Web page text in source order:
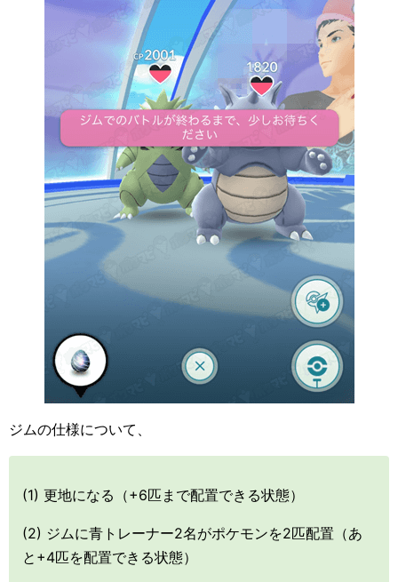
ジムの仕様について、
(1) 更地になる（+6匹まで配置できる状態）
(2) ジムに青トレーナー2名がポケモンを2匹配置（あ
と+4匹を配置できる状態）